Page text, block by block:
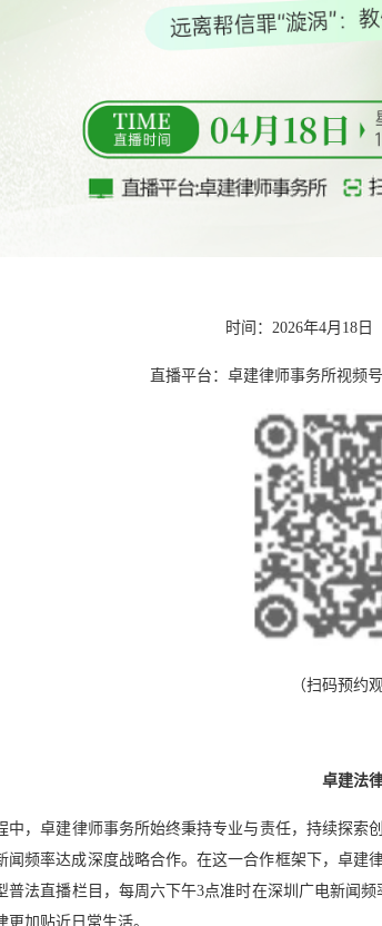
时间：2026年4月18日
直播平台：卓建律师事务所视频
（扫码预约
卓建法
中，卓建律师事务所始终秉持专业与责任，持续探索
闻频率达成深度战略合作。在这一合作框架下，卓
普法直播栏目，每周六下午3点准时在深圳广电新闻
更加贴近日常生活。